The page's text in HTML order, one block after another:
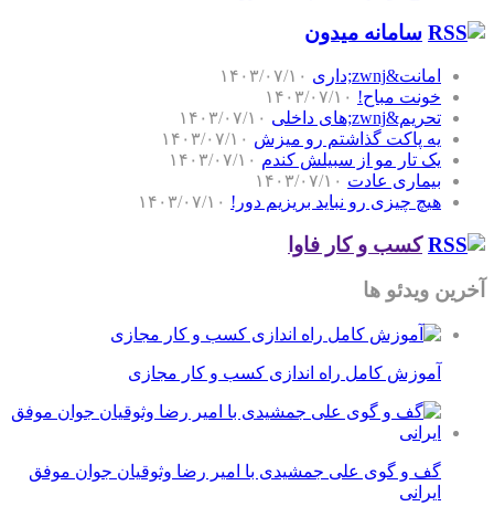
سامانه میدون
امانت&zwnj;داری
۱۴۰۳/۰۷/۱۰
خونت مباح! ۱۴۰۳/۰۷/۱۰
تحریم&zwnj;های داخلی
۱۴۰۳/۰۷/۱۰
یه پاکت گذاشتم رو میزش ۱۴۰۳/۰۷/۱۰
یک تار مو از سبیلش کندم ۱۴۰۳/۰۷/۱۰
بیماری عادت ۱۴۰۳/۰۷/۱۰
هیچ چیزی رو نباید بریزیم دور! ۱۴۰۳/۰۷/۱۰
کسب و کار فاوا
آخرین ویدئو ها
آموزش کامل راه اندازی کسب و کار مجازی
گف و گوی علی جمشیدی با امیر رضا وثوقیان جوان موفق
ایرانی